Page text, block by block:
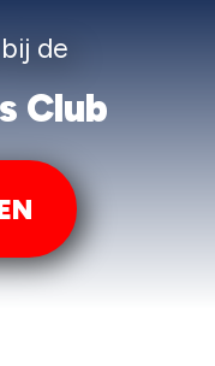
de
Club